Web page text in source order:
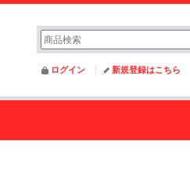
ログイン 新規登録はこちら